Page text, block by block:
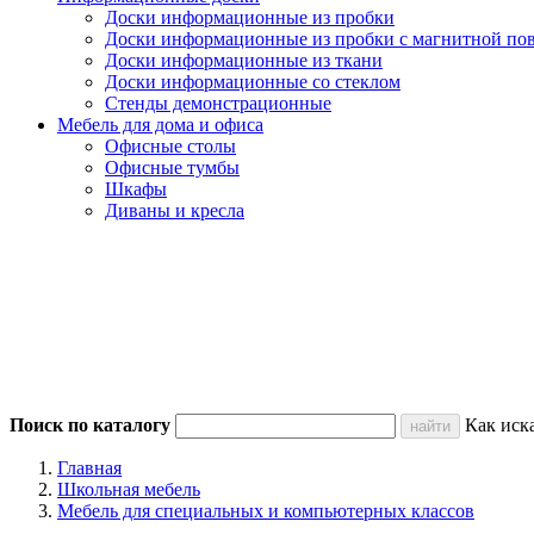
Доски информационные из пробки
Доски информационные из пробки с магнитной
Доски информационные из ткани
Доски информационные со стеклом
Стенды демонстрационные
Мебель для дома и офиса
Офисные столы
Офисные тумбы
Шкафы
Диваны и кресла
Поиск по каталогу Как
Главная
Школьная мебель
Мебель для специальных и компьютерных классов